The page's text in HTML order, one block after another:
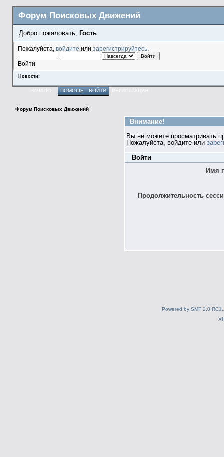
Форум Поисковых Движений
Добро пожаловать, Гость
Пожалуйста, войдите или зарегистрируйтесь.
Войти
Новости:
НАЧАЛО ПОМОЩЬ ВОЙТИ РЕГИСТРАЦИЯ
Форум Поисковых Движений
Внимание!
Вы не можете просматривать
Пожалуйста, войдите или
Войти
Имя
Продолжительность
Powered by SMF 2.0